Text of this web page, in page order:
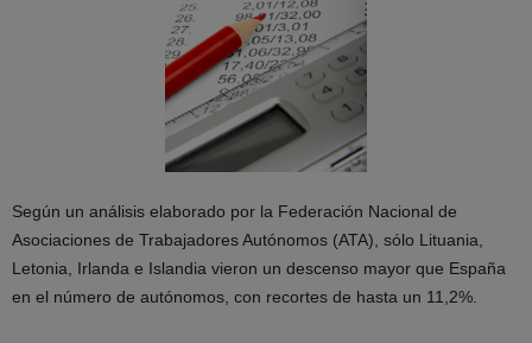
Según un análisis elaborado por la Federación Nacional de
Asociaciones de Trabajadores Autónomos (ATA), sólo Lituania,
Letonia, Irlanda e Islandia vieron un descenso mayor que España
en el número de autónomos, con recortes de hasta un 11,2%.